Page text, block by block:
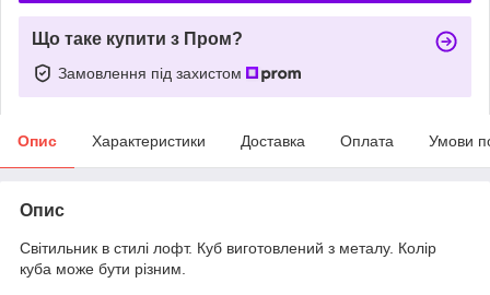
Що таке купити з Пром?
Замовлення під захистом
Опис Характеристики Доставка Оплата Умови
Опис
Світильник в стилі лофт. Куб виготовлений з металу. Колір
куба може бути різним.